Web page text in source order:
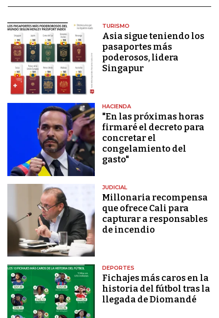
TURISMO
Asia sigue teniendo los
pasaportes más
poderosos, lidera
Singapur
HACIENDA
"En las próximas horas
firmaré el decreto para
concretar el
congelamiento del
gasto"
JUDICIAL
Millonaria recompensa
que ofrece Cali para
capturar a responsables
de incendio
DEPORTES
Fichajes más caros en la
historia del fútbol tras la
llegada de Diomandé